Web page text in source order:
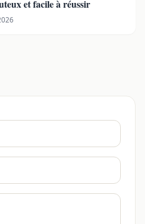
et facile à réussir